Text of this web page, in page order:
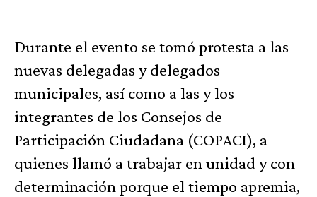
Durante el evento se tomó protesta a las
nuevas delegadas y delegados
municipales, así como a las y los
integrantes de los Consejos de
Participación Ciudadana (COPACI), a
quienes llamó a trabajar en unidad y con
determinación porque el tiempo apremia,